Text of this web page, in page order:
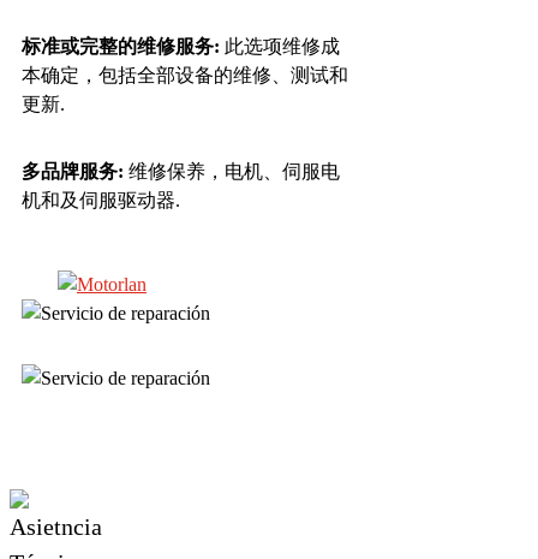
标准或完整的维修服务: 此选项维修成
本确定，包括全部设备的维修、测试和
更新.
多品牌服务: 维修保养，电机、伺服电
机和及伺服驱动器.